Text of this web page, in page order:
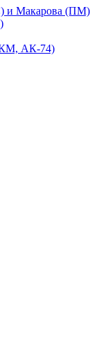
и Макарова (ПМ)
АК-74)